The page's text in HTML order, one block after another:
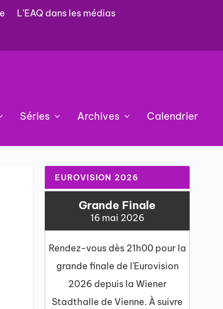
L’EAQ dans les médias
Séries Archives Calendrier
EUROVISION 2026
Grande Finale
16 mai 2026
Rendez-vous dès 21h00 pour la
grande finale de l'Eurovision
2026 depuis la Wiener
Stadthalle de Vienne. À suivre